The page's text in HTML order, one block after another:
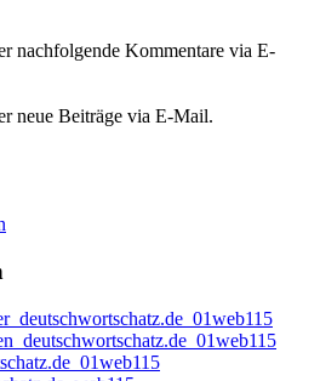
nachfolgende Kommentare via E-
neue Beiträge via E-Mail.